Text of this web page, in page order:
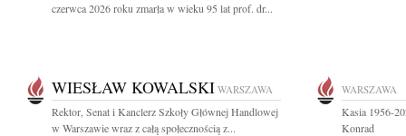
czerwca 2026 roku zmarła w wieku 95 lat prof. dr...
WIESŁAW KOWALSKI WARSZAWA
Rektor, Senat i Kanclerz Szkoły Głównej Handlowej
w Warszawie wraz z całą społecznością z...
WARSZAWA
Kasia 1956-
Konrad